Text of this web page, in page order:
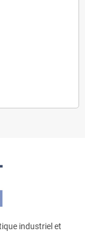
industriel et